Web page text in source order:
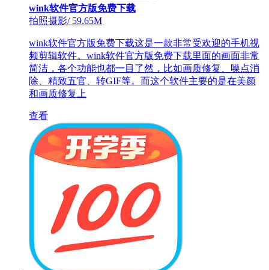
wink软件官方版免费下载
拍照摄影/59.65M
wink软件官方版免费下载这是一款非常受欢迎的手机视
频剪辑软件。wink软件官方版免费下载里面的画面非常
简洁，各个功能也都一目了然，比如画质修复、噪点消
除、精致五官、转GIF等。而这个软件主要的是在美颜
和画质修复上
查看